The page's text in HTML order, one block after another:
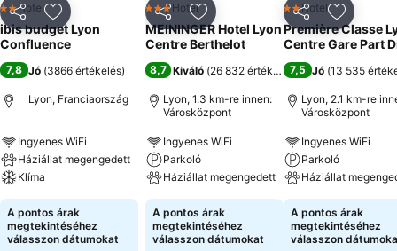
MegosztásHozzáadás a kedvencekhez
2 Kategória
Hotel
ibis budget Lyon
Confluence
7,8 Jó (3866 értékelés)
Lyon, Franciaország
Ingyenes WiFi
Háziállat megengedett
Klíma
A pontos árak
megtekintéséhez
válasszon dátumokat
MegosztásHozzáadás a kedvencekhez
3 Kategória
Hotel
MEININGER Hotel Lyon
Centre Berthelot
8,7 Kiváló (26 832 értékelés)
Lyon, 1.3 km-re innen:
Városközpont
Ingyenes WiFi
Parkoló
Háziállat megengedett
A pontos árak
megtekintéséhez
válasszon dátumokat
Megosztás
2 Kategória
Hotel
Première Classe
Centre Gare Part
7,5 Jó (13 535
Lyon, 2.1 km-re
Városközpont
Ingyenes WiFi
Parkoló
Háziállat
A pontos árak
megtekintéséhez
válasszon